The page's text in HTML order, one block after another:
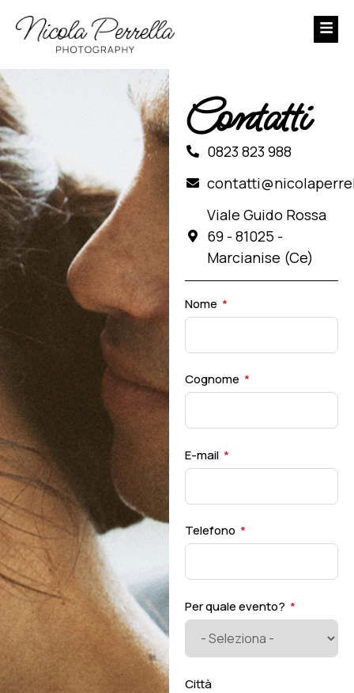
Contatti
0823 823 988
Viale Guido Rossa
69 - 81025 -
Marcianise (Ce)
Nome
Cognome
E-mail
Telefono
Per quale evento?
Città